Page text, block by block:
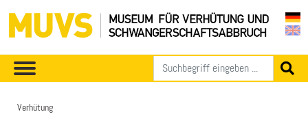
Verhütung